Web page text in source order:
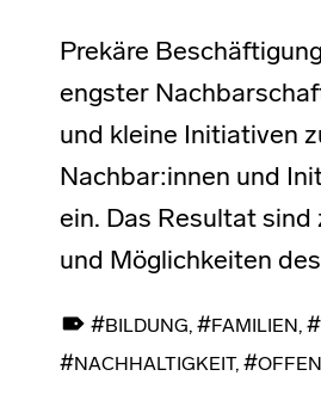
Prekäre
engster
und kleine Initiativen
Nachbar:innen und
ein. Das Resultat
und Möglichkeiten
BILDUNG, FAMILIEN,
NACHHALTIGKEIT,